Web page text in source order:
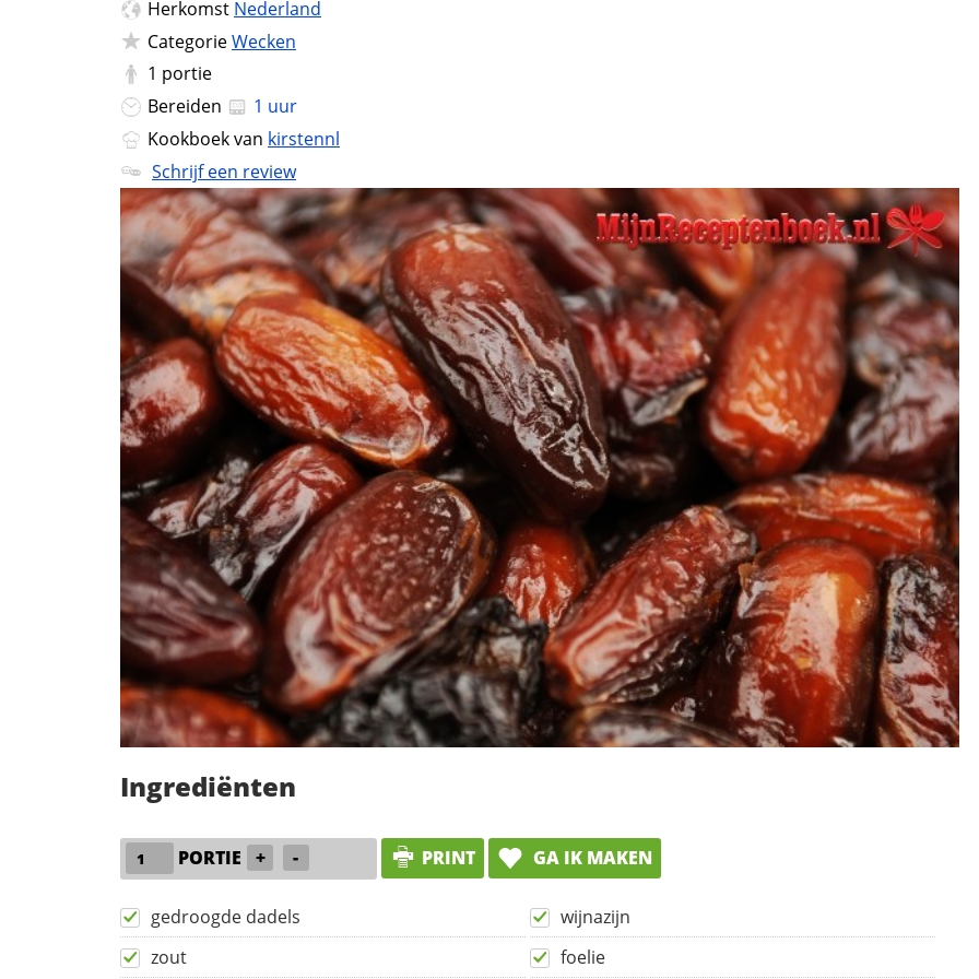
Herkomst Nederland
CategorieWecken
1 portie
Bereiden
1 uur
Kookboek van kirstennl
Schrijf een review
Ingrediënten
PORTIE + - PRINT GA IK MAKEN
gedroogde dadels
wijnazijn
zout
foelie